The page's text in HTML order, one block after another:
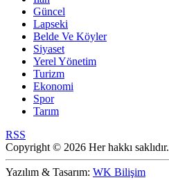
Güncel
Lapseki
Belde Ve Köyler
Siyaset
Yerel Yönetim
Turizm
Ekonomi
Spor
Tarım
RSS
Copyright © 2026 Her hakkı saklıdır.
Yazılım & Tasarım: WK Bilişim